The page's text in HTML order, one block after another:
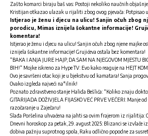
Zašto komarci biraju baš vas: Postoji nekoliko naučnih
Kristijan otkazao ulazak u rijaliti zbog ovog pjevača: Potpisao
Istjerao je ženu i djecu na ulicu! Sanjin očuh zbog
porodicu, Mimas iznijela šokantne informacije!
komentara!
Istjerao je ženu i djecu na ulicu! Sanjin očuh zbog njene majke
iznijela šokantne informacije! Grujićeva ostala bez komentara!
“BAKA I ANJA JURE HAJP, DA SAM NA NJEGOVOM MJESTU
BIH!“ Mojke iskreno za Hype TV: Evo kako reaguje na HEJT
Ovo je savršeni otac koji je u bjekstvu od kamatara! Sanja
Ovako izgleda najveći na*ilnik!
Poznato zdravstveno stanje Halida Bešlića: “Koliko znaju
GITARIJADA DOŽIVJELA FIJASKO VEĆ PRVE VEČERI: Manje
razočaranje u Zaječaru!
Slađa Poršelina uhvaćena na jahti sa ovim frajerom iz rijalitija:
Dnevni horoskop za petak, 29. avgust 2025: Blizanci se izvlače
dobiva pažnju suprotnog spola, Raku odlično popodne za